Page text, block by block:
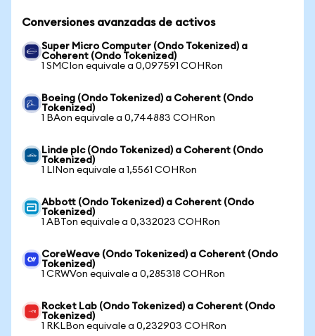
Conversiones avanzadas de activos
Super Micro Computer (Ondo Tokenized) a
Coherent (Ondo Tokenized)
1 SMCIon equivale a 0,097591 COHRon
Boeing (Ondo Tokenized) a Coherent (Ondo
Tokenized)
1 BAon equivale a 0,744883 COHRon
Linde plc (Ondo Tokenized) a Coherent (Ondo
Tokenized)
1 LINon equivale a 1,5561 COHRon
Abbott (Ondo Tokenized) a Coherent (Ondo
Tokenized)
1 ABTon equivale a 0,332023 COHRon
CoreWeave (Ondo Tokenized) a Coherent (Ondo
Tokenized)
1 CRWVon equivale a 0,285318 COHRon
Rocket Lab (Ondo Tokenized) a Coherent (Ondo
Tokenized)
1 RKLBon equivale a 0,232903 COHRon